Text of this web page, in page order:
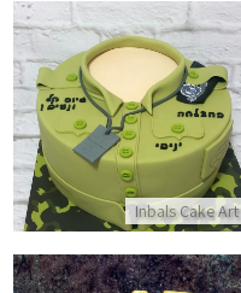
Inbals Cake Art
עוגת גיוס מבצק סוכר
התקשר/י